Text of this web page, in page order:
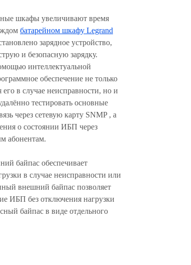
шкафы увеличивают время
батарейном шкафу Legrand
зарядное устройство,
и безопасную зарядку.
интеллектуальной
обеспечение не только
в случае неисправности, но и
тестировать основные
через сетевую карту SNMP , а
о состоянии ИБП через
абонентам.
байпас обеспечивает
в случае неисправности или
внешний байпас позволяет
ИБП без отключения нагрузки
байпас в виде отдельного